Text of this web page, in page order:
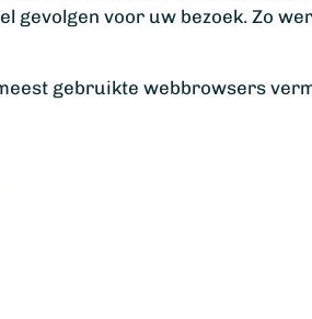
gevolgen voor uw bezoek. Zo
gebruikte webbrowsers